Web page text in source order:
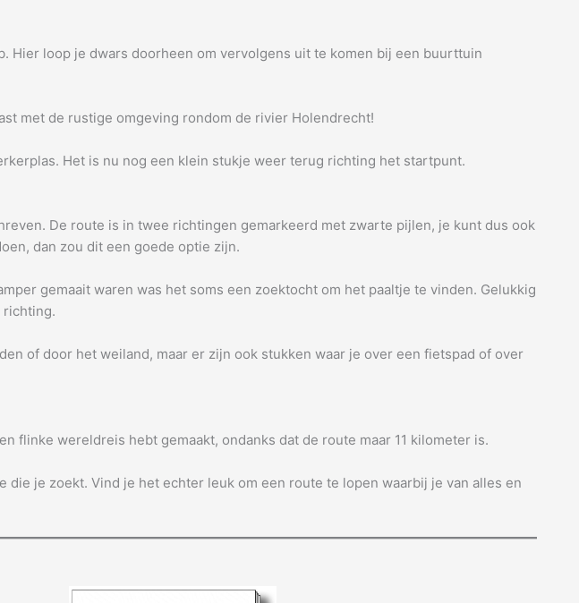
Hier loop je dwars doorheen om vervolgens uit te komen bij een buurttuin
met de rustige omgeving rondom de rivier Holendrecht!
Het is nu nog een klein stukje weer terug richting het startpunt.
De route is in twee richtingen gemarkeerd met zwarte pijlen, je kunt dus ook
dan zou dit een goede optie zijn.
gemaait waren was het soms een zoektocht om het paaltje te vinden. Gelukkig
richting.
of door het weiland, maar er zijn ook stukken waar je over een fietspad of over
flinke wereldreis hebt gemaakt, ondanks dat de route maar 11 kilometer is.
je zoekt. Vind je het echter leuk om een route te lopen waarbij je van alles en